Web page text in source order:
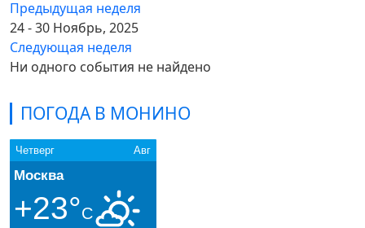
ПОГОДА В МОНИНО
Четверг Авг
Москва
+23°C
Предыдущая неделя
24 - 30 Ноябрь, 2025
Следующая неделя
Ни одного события не найдено